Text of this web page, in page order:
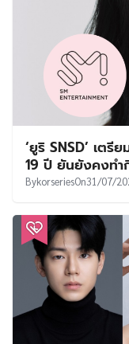
‘ยูริ SNSD’ เตรี
19 ปี ยันยังคงทำ
BykorseriesOn31/07/